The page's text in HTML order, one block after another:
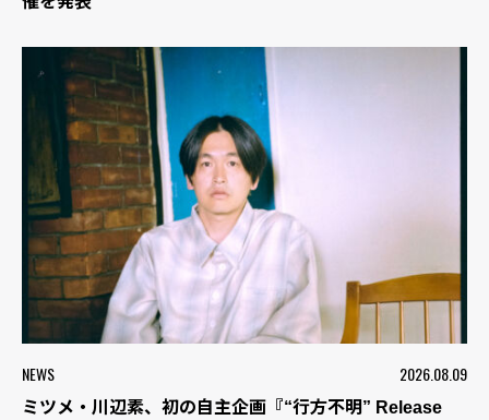
NEWS 2026.08.09
ミツメ・川辺素、初の自主企画『“行方不明” Release